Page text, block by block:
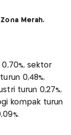
Merah,
sektor
0,48%,
turun 0,27%,
kompak turun